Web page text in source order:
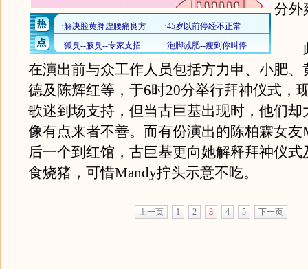
分外
此
在演出前与众工作人员包括方力申、小肥、
德及陈辉红等，于6时20分举行拜神仪式，
歌迷到场支持，但当古巨基出现时，他们却
像有点来者不善。而有份演出的陈柏霖女友
后一个到红馆，古巨基更向她解释拜神仪式
食烧猪，可惜Mandy拧头示意不吃。
上一页 1 2 3 4 5 下一页